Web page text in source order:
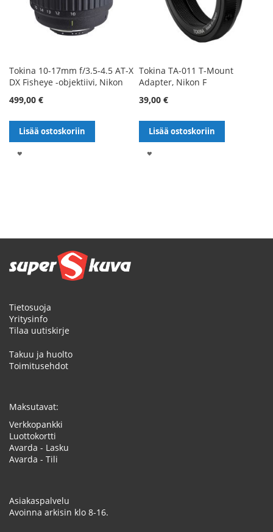
Tokina 10-17mm f/3.5-4.5 AT-X
DX Fisheye -objektiivi, Nikon
499,00 €
Lisää ostoskoriin
Tokina TA-011 T-Mount
Adapter, Nikon F
39,00 €
Lisää ostoskoriin
Tietosuoja
Yritysinfo
Tilaa uutiskirje
Takuu ja huolto
Toimitusehdot
Maksutavat:
Verkkopankki
Luottokortti
Avarda - Lasku
Avarda - Tili
Asiakaspalvelu
Avoinna arkisin klo 8-16.